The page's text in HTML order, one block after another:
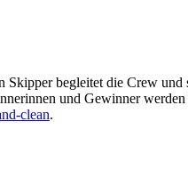
begleitet die Crew
und Gewinner
clean.